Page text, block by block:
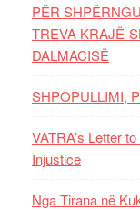
PËR
TREVA KRAJË-
DALMACISË
SHPOPULLIMI,
VATRA’s Letter
Injustice
Nga Tirana në